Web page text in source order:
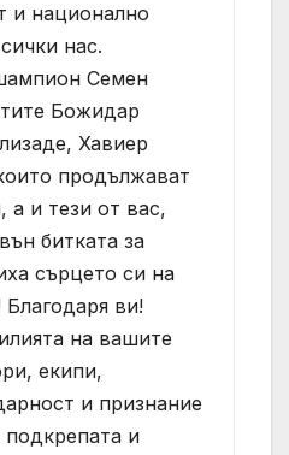
и национално
нас.
Семен
Божидар
Хавиер
продължават
а и тези от вас,
битката за
сърцето си на
ви!
на вашите
екипи,
и признание
подкрепата и